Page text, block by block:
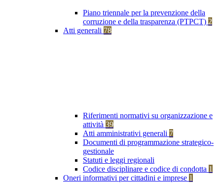
Piano triennale per la prevenzione della
corruzione e della trasparenza (PTPCT) 2
Atti generali 78
Riferimenti normativi su organizzazione e
attività 39
Atti amministrativi generali 7
Documenti di programmazione strategico-
gestionale
Statuti e leggi regionali
Codice disciplinare e codice di condotta 1
Oneri informativi per cittadini e imprese 1